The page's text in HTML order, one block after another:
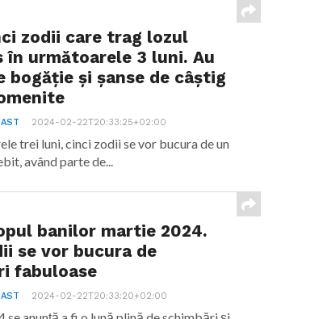
zodii care trag lozul
în următoarele 3 luni. Au
bogăție și șanse de câștig
2024-02-22T20:33:25+02:00
trei luni, cinci zodii se vor bucura de un
având parte de...
banilor martie 2024.
se vor bucura de
fabuloase
2024-02-22T20:33:20+02:00